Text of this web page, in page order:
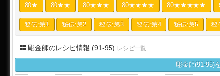
80★ 80★★ 80★★★ 80★★★★ 80★★★★★
秘伝:第1 秘伝:第2 秘伝:第3 秘伝:第4 秘伝:第5 秘
彫金師のレシピ情報 (91-95) レシピ一覧
彫金師(91-95)